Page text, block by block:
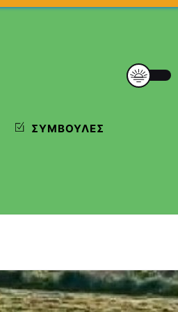
ΣΥΜΒΟΥΛΈΣ